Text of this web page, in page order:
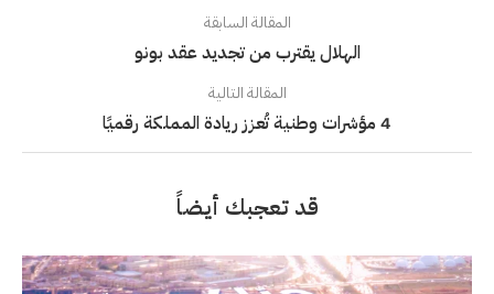
المقالة السابقة
الهلال يقترب من تجديد عقد بونو
المقالة التالية
4 مؤشرات وطنية تُعزز ريادة المملكة رقميًا
قد تعجبك أيضاً